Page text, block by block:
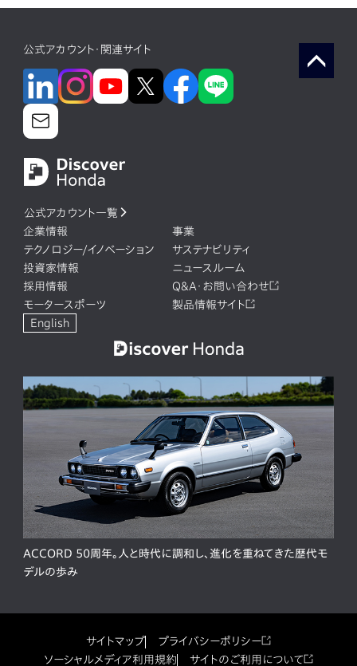
公式アカウント・関連サイト
公式アカウント一覧
企業情報
事業
テクノロジー/イノベーション
サステナビリティ
投資家情報
ニュースルーム
採用情報
Q&A・お問い合わせ
モータースポーツ
製品情報サイト
English
ACCORD 50周年。人と時代に調和し、進化を重ねてきた歴代モ
デルの歩み
サイトマップ
プライバシーポリシー
ソーシャルメディア利用規約
サイトのご利用について